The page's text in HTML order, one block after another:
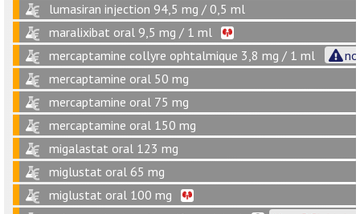
lumasiran injection 94,5 mg / 0,5 ml
maralixibat oral 9,5 mg / 1 ml
mercaptamine collyre ophtalmique 3,8 mg / 1 ml
mercaptamine oral 50 mg
mercaptamine oral 75 mg
mercaptamine oral 150 mg
migalastat oral 123 mg
miglustat oral 65 mg
miglustat oral 100 mg